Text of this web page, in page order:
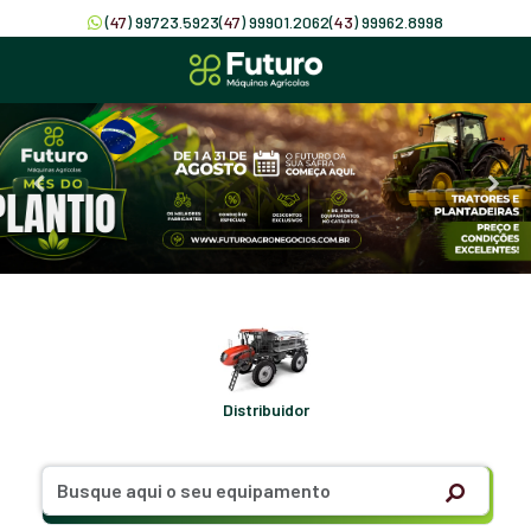
(47) 99723.5923(47) 99901.2062(43) 99962.8998
Distribuidor